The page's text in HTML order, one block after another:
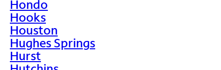
Hondo
Hooks
Houston
Hughes Springs
Hurst